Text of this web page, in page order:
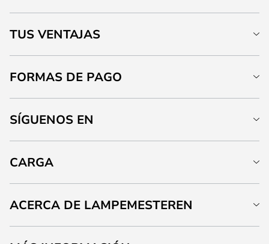
TUS VENTAJAS
FORMAS DE PAGO
SÍGUENOS EN
CARGA
ACERCA DE LAMPEMESTEREN